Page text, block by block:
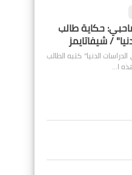
حكاية طالب
/ شيفاتايمز
الدنيا" كتبه الطالب
ا…